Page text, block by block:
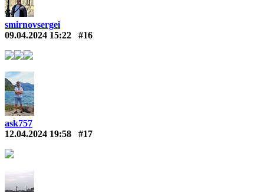
smirnovsergei
09.04.2024 15:22
#16
ask757
12.04.2024 19:58
#17